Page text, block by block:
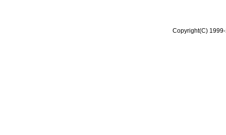
Copyright(C)